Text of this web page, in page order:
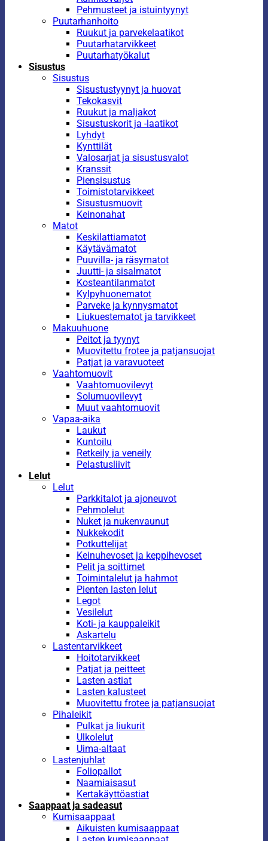
Pehmusteet ja istuintyynyt
Puutarhanhoito
Ruukut ja parvekelaatikot
Puutarhatarvikkeet
Puutarhatyökalut
Sisustus
Sisustus
Sisustustyynyt ja huovat
Tekokasvit
Ruukut ja maljakot
Sisustuskorit ja -laatikot
Lyhdyt
Kynttilät
Valosarjat ja sisustusvalot
Kranssit
Piensisustus
Toimistotarvikkeet
Sisustusmuovit
Keinonahat
Matot
Keskilattiamatot
Käytävämatot
Puuvilla- ja räsymatot
Juutti- ja sisalmatot
Kosteantilanmatot
Kylpyhuonematot
Parveke ja kynnysmatot
Liukuestematot ja tarvikkeet
Makuuhuone
Peitot ja tyynyt
Muovitettu frotee ja patjansuojat
Patjat ja varavuoteet
Vaahtomuovit
Vaahtomuovilevyt
Solumuovilevyt
Muut vaahtomuovit
Vapaa-aika
Laukut
Kuntoilu
Retkeily ja veneily
Pelastusliivit
Lelut
Lelut
Parkkitalot ja ajoneuvot
Pehmolelut
Nuket ja nukenvaunut
Nukkekodit
Potkuttelijat
Keinuhevoset ja keppihevoset
Pelit ja soittimet
Toimintalelut ja hahmot
Pienten lasten lelut
Legot
Vesilelut
Koti- ja kauppaleikit
Askartelu
Lastentarvikkeet
Hoitotarvikkeet
Patjat ja peitteet
Lasten astiat
Lasten kalusteet
Muovitettu frotee ja patjansuojat
Pihaleikit
Pulkat ja liukurit
Ulkolelut
Uima-altaat
Lastenjuhlat
Foliopallot
Naamiaisasut
Kertakäyttöastiat
Saappaat ja sadeasut
Kumisaappaat
Aikuisten kumisaappaat